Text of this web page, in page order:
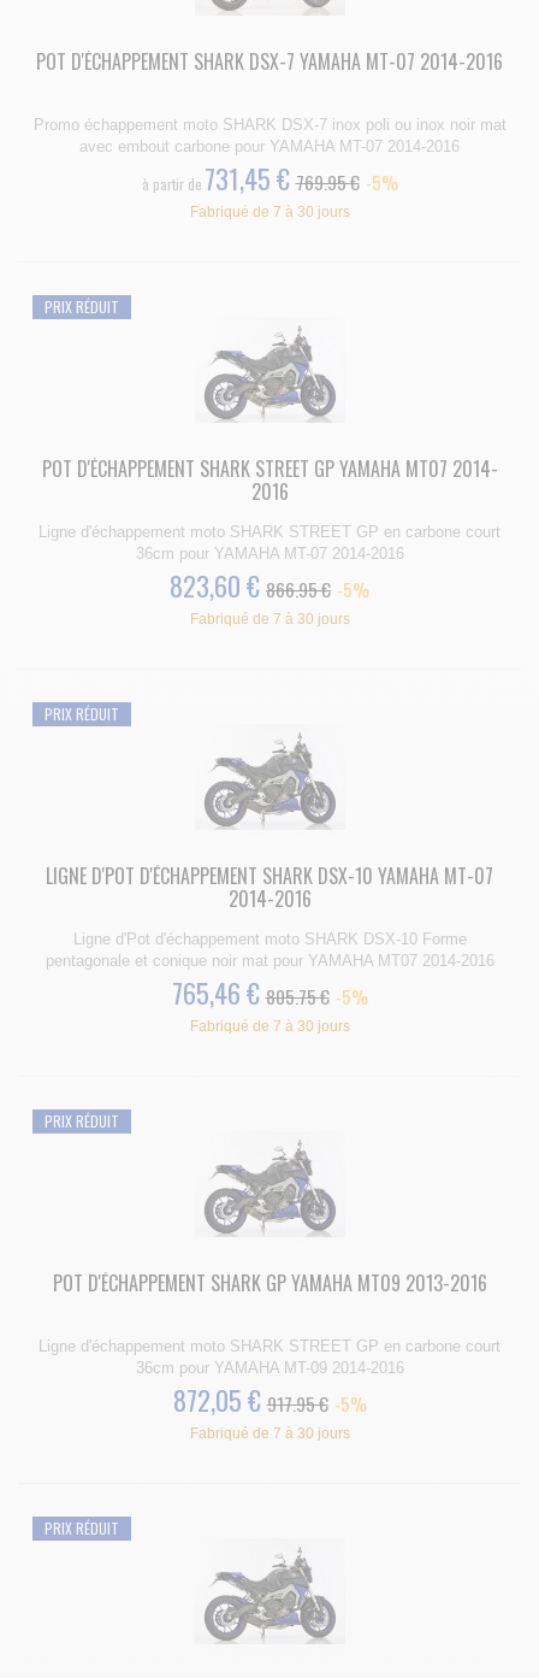
POT D'ÉCHAPPEMENT SHARK DSX-7 YAMAHA MT-07 2014-2016
Promo échappement moto SHARK DSX-7 inox poli ou inox noir mat
avec embout carbone pour YAMAHA MT-07 2014-2016
à partir de 731,45 € 769.95 € -5%
Fabriqué de 7 à 30 jours
PRIX RÉDUIT
POT D'ÉCHAPPEMENT SHARK STREET GP YAMAHA MT07 2014-
2016
Ligne d'échappement moto SHARK STREET GP en carbone court
36cm pour YAMAHA MT-07 2014-2016
823,60 € 866.95 € -5%
Fabriqué de 7 à 30 jours
PRIX RÉDUIT
LIGNE D'POT D'ÉCHAPPEMENT SHARK DSX-10 YAMAHA MT-07
2014-2016
Ligne d'Pot d'échappement moto SHARK DSX-10 Forme
pentagonale et conique noir mat pour YAMAHA MT07 2014-2016
765,46 € 805.75 € -5%
Fabriqué de 7 à 30 jours
PRIX RÉDUIT
POT D'ÉCHAPPEMENT SHARK GP YAMAHA MT09 2013-2016
Ligne d'échappement moto SHARK STREET GP en carbone court
36cm pour YAMAHA MT-09 2014-2016
872,05 € 917.95 € -5%
Fabriqué de 7 à 30 jours
PRIX RÉDUIT